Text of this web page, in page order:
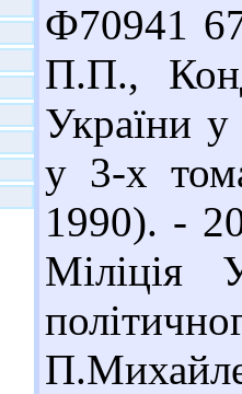
Ф70941
П.П.,
України у
у 3-х
1990). -
Міліція